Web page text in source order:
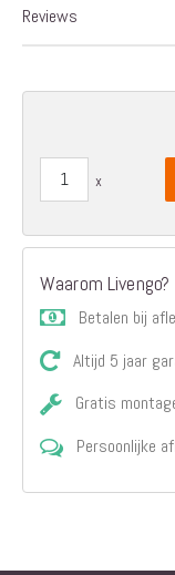
Reviews
Waarom Livengo?
Betalen bij
Altijd 5 jaar
Gratis
Persoonlijke